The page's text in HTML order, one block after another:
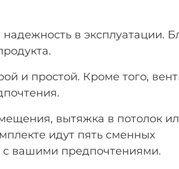
в эксплуатации.
и простой. Кроме того,
вытяжка в потолок
идут пять сменных
с вашими предпочтениями.